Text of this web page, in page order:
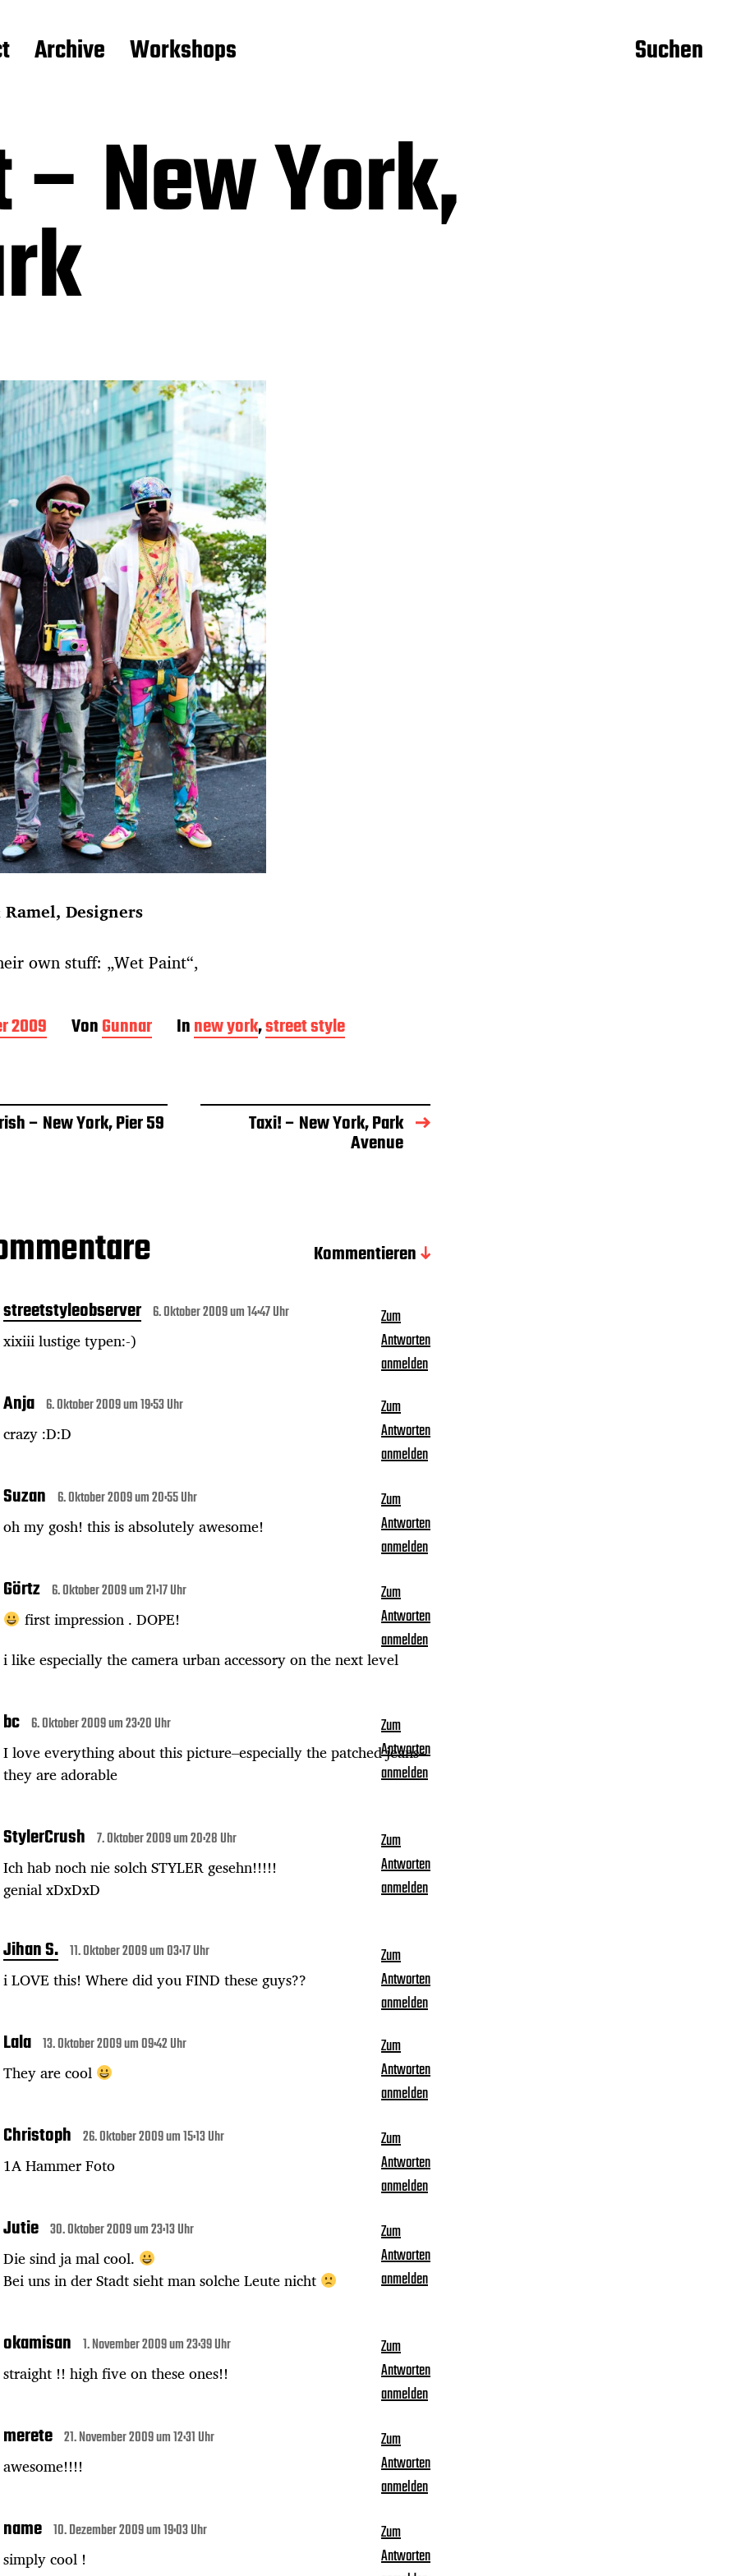
Archive Workshops Suchen
New York,
Designers
own stuff: „Wet Paint“,
2009 VonGunnar Innew york,street style
– New York, Pier 59 Taxi! – New York, Park
Avenue
Kommentieren
streetstyleobserver 6. Oktober 2009 um 14:47 Uhr
xixiii lustige typen:-)
Zum
Antworten
anmelden
Anja 6. Oktober 2009 um 19:53 Uhr
crazy :D:D
Zum
Antworten
anmelden
Suzan 6. Oktober 2009 um 20:55 Uhr
oh my gosh! this is absolutely awesome!
Zum
Antworten
anmelden
Görtz 6. Oktober 2009 um 21:17 Uhr
first impression . DOPE!
i like especially the camera urban accessory on the next level
Zum
Antworten
anmelden
bc 6. Oktober 2009 um 23:20 Uhr
I love everything about this picture–especially the patched jeans–
they are adorable
Zum
Antworten
anmelden
StylerCrush 7. Oktober 2009 um 20:28 Uhr
Ich hab noch nie solch STYLER gesehn!!!!!
genial xDxDxD
Zum
Antworten
anmelden
Jihan S. 11. Oktober 2009 um 03:17 Uhr
i LOVE this! Where did you FIND these guys??
Zum
Antworten
anmelden
Lala 13. Oktober 2009 um 09:42 Uhr
They are cool
Zum
Antworten
anmelden
Christoph 26. Oktober 2009 um 15:13 Uhr
1A Hammer Foto
Zum
Antworten
anmelden
Jutie 30. Oktober 2009 um 23:13 Uhr
Die sind ja mal cool.
Bei uns in der Stadt sieht man solche Leute nicht
Zum
Antworten
anmelden
okamisan 1. November 2009 um 23:39 Uhr
straight !! high five on these ones!!
Zum
Antworten
anmelden
merete 21. November 2009 um 12:31 Uhr
awesome!!!!
Zum
Antworten
anmelden
name 10. Dezember 2009 um 19:03 Uhr
simply cool !
Zum
Antworten